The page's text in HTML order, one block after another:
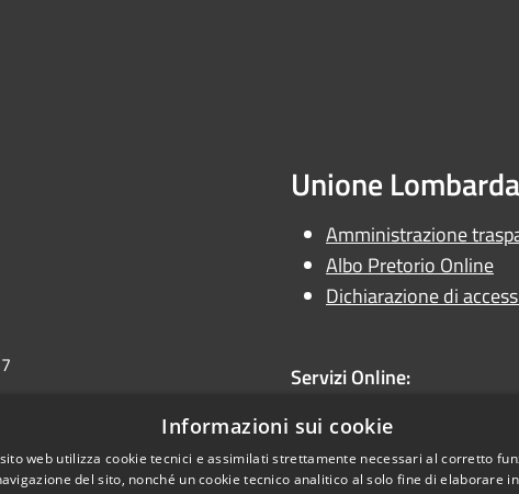
Unione
Amministrazione
Albo Pretorio Online
Dichiarazione di
Servizi Online:
Unione Online
Informazioni sui cookie
web utilizza cookie tecnici e assimilati strettamente necessari al corretto
del sito, nonché un cookie tecnico analitico al solo fine di elaborare